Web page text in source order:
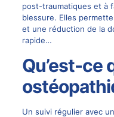
post-traumatiques et à
blessure. Elles
et une réduction de la
rapide…
Qu’est-ce
Un suivi régulier avec